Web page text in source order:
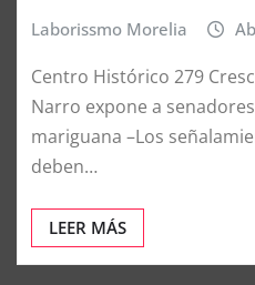
Laborissmo Morelia
Centro Histórico 279
Narro expone a
mariguana –Los
deben…
LEER MÁS